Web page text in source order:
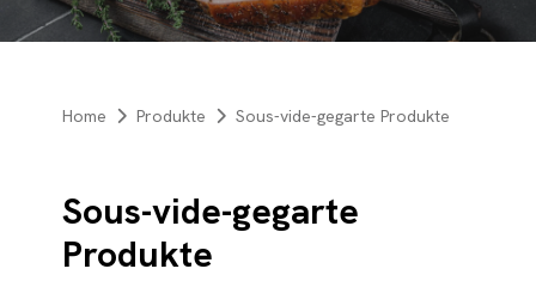
Home Produkte Sous-vide-gegarte Produkte
Sous-vide-gegarte
Produkte